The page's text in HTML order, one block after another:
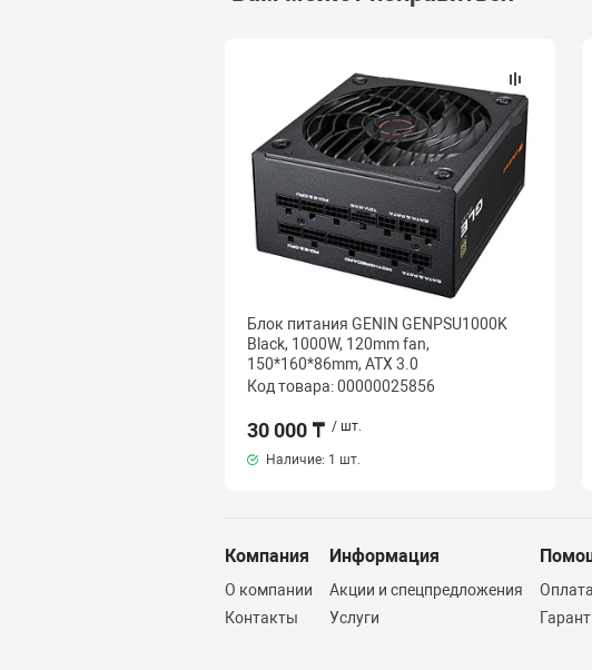
Блок питания GENIN GENPSU1000K
Black, 1000W, 120mm fan,
150*160*86mm, ATX 3.0
Код товара: 00000025856
30 000 ₸ / шт.
Наличие: 1 шт.
Компания
О компании
Контакты
Информация
Акции и спецпредложения
Услуги